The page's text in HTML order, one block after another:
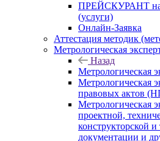
ПРЕЙСКУРАНТ на
(услуги)
Онлайн-Заявка
Аттестация методик
Метрологическая
Назад
Метрологическая
Метрологическая
правовых актов
Метрологическая
проектной,
конструкторской и
документации и